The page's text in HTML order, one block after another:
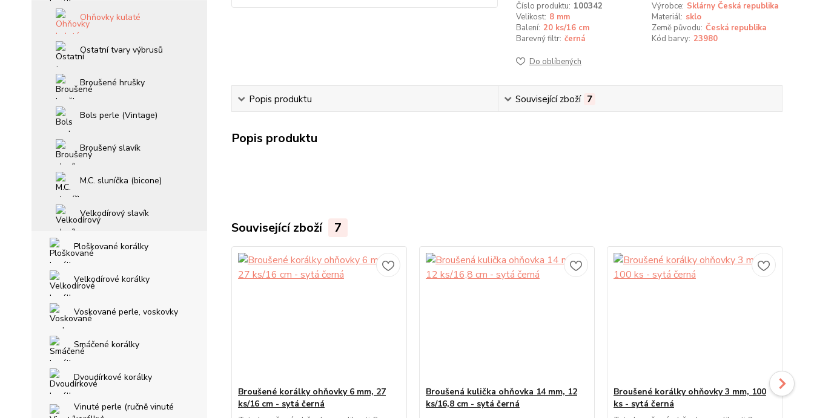
Ohňovky kulaté
Ostatní tvary výbrusů
Broušené hrušky
Bols perle (Vintage)
Broušený slavík
M.C. sluníčka (bicone)
Velkodírový slavík
Ploškované korálky
Velkodírové korálky
Voskované perle, voskovky
Smáčené korálky
Dvoudírkové korálky
Vinuté perle (ručně vinuté
Číslo produktu: 100342 Výrobce: Sklárny Česká republika
Velikost: 8 mm Materiál: sklo
Balení: 20 ks/16 cm Země původu: Česká republika
Barevný filtr: černá Kód barvy: 23980
Do oblíbených
Popis produktu Související zboží 7
Popis produktu
Související zboží 7
Broušené korálky ohňovky 6 mm, 27
ks/16 cm - sytá černá
Broušená kulička ohňovka 14 mm, 12
ks/16,8 cm - sytá černá
Broušené korálky ohňovky 3 mm, 100
ks - sytá černá